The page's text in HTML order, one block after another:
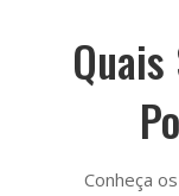
Conheça